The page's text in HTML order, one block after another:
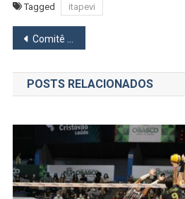
Tagged itapevi
Navegação
de
Post
Comitê de Luta de Osasco e Região será lançado nesta quarta, 20
POSTS RELACIONADOS